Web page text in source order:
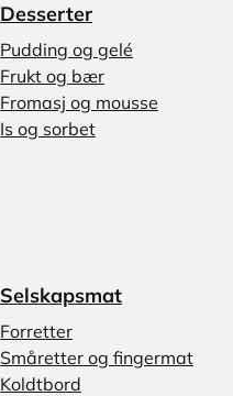
Desserter
Pudding og gelé
Frukt og bær
Fromasj og mousse
Is og sorbet
Selskapsmat
Forretter
Småretter og fingermat
Koldtbord